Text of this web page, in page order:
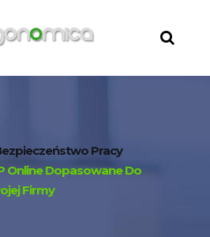
Pracy
Online Dopasowane Do
Firmy